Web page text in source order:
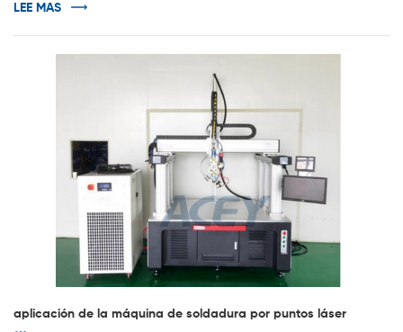
LEE MAS
aplicación de la máquina de soldadura por puntos láser